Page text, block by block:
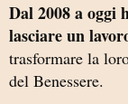
Dal 2008 a oggi
lasciare un
trasformare la
del Benessere.